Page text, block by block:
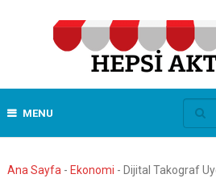
MENU
Ana Sayfa - Ekonomi - Dijital Takograf